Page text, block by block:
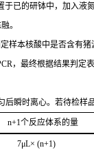
于已的研钵中，加入液氮
。
样本核酸中是否含有猪
，最终根据结果判定
后瞬时离心。若待检样
n+1个反应体系的量
7μL× (n+1)